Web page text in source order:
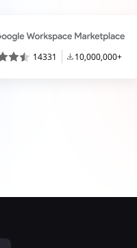
14331 10,000,000+